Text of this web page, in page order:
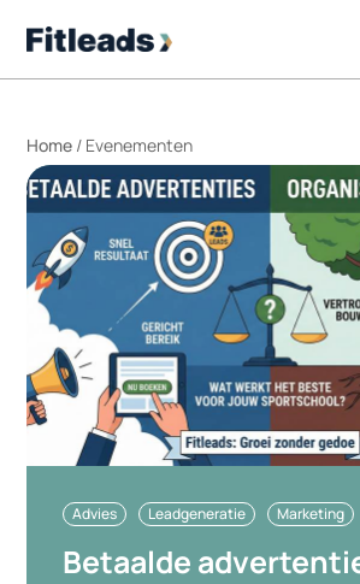
Home / Evenementen
Advies Leadgeneratie Marketing
Betaalde